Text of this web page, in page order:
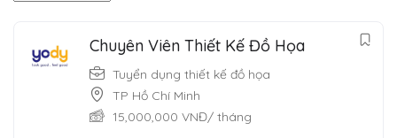
Chuyên Viên Thiết Kế Đồ Họa
Tuyển dụng thiết kế đồ họa
TP Hồ Chí Minh
15,000,000 VNĐ/ tháng